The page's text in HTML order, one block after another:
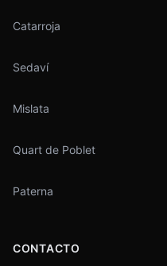
Catarroja
Sedaví
Mislata
Quart de Poblet
Paterna
CONTACTO